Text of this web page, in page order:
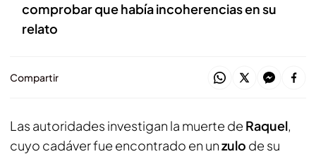
comprobar que había incoherencias en su
relato
Compartir
Las autoridades investigan la muerte de Raquel,
cuyo cadáver fue encontrado en unzulo de su